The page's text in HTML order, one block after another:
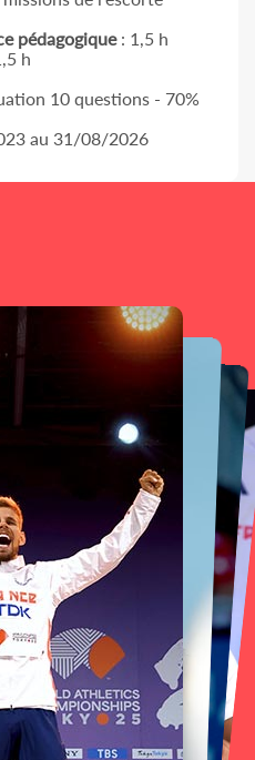
pédagogique: 1,5 h
h
10 questions - 70%
au 31/08/2026